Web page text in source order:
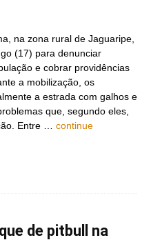
na zona rural de Jaguaripe,
(17) para denunciar
e cobrar providências
a mobilização, os
a estrada com galhos e
que, segundo eles,
Entre … continue
de pitbull na